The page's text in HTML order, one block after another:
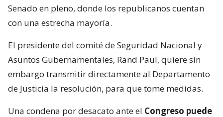
Senado en pleno, donde los republicanos cuentan
con una estrecha mayoría.
El presidente del comité de Seguridad Nacional y
Asuntos Gubernamentales, Rand Paul, quiere sin
embargo transmitir directamente al Departamento
de Justicia la resolución, para que tome medidas.
Una condena por desacato ante el Congreso puede